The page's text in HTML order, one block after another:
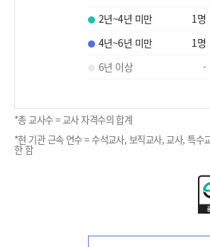
2년~4년 미만
1명
4년~6년 미만
1명
6년 이상
-
*총 교사수 = 교사 자격수의 합계
*현 기관 근속 연수 = 수석교사, 보직교사, 교사, 특수
한 함